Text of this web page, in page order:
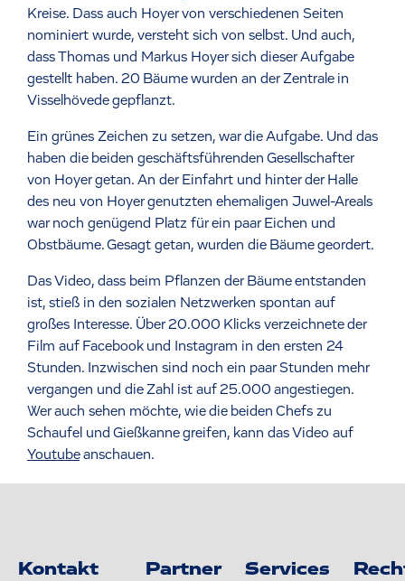
Kreise. Dass auch Hoyer von verschiedenen Seiten
nominiert wurde, versteht sich von selbst. Und auch,
dass Thomas und Markus Hoyer sich dieser Aufgabe
gestellt haben. 20 Bäume wurden an der Zentrale in
Visselhövede gepflanzt.
Ein grünes Zeichen zu setzen, war die Aufgabe. Und das
haben die beiden geschäftsführenden Gesellschafter
von Hoyer getan. An der Einfahrt und hinter der Halle
des neu von Hoyer genutzten ehemaligen Juwel-Areals
war noch genügend Platz für ein paar Eichen und
Obstbäume. Gesagt getan, wurden die Bäume geordert.
Das Video, dass beim Pflanzen der Bäume entstanden
ist, stieß in den sozialen Netzwerken spontan auf
großes Interesse. Über 20.000 Klicks verzeichnete der
Film auf Facebook und Instagram in den ersten 24
Stunden. Inzwischen sind noch ein paar Stunden mehr
vergangen und die Zahl ist auf 25.000 angestiegen.
Wer auch sehen möchte, wie die beiden Chefs zu
Schaufel und Gießkanne greifen, kann das Video auf
Youtubeanschauen.
Kontakt Partner Services